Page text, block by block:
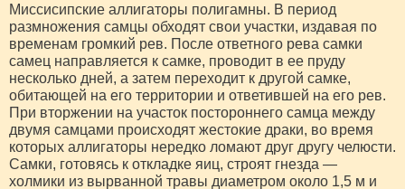
Миссисипские аллигаторы полигамны. В период
размножения самцы обходят свои участки, издавая по
временам громкий рев. После ответного рева самки
самец направляется к самке, проводит в ее пруду
несколько дней, а затем переходит к другой самке,
обитающей на его территории и ответившей на его рев.
При вторжении на участок постороннего самца между
двумя самцами происходят жестокие драки, во время
которых аллигаторы нередко ломают друг другу челюсти.
Самки, готовясь к откладке яиц, строят гнезда —
холмики из вырванной травы диаметром около 1,5 м и